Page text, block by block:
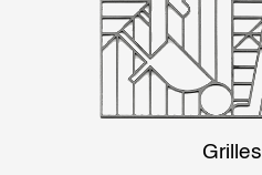
Grilles